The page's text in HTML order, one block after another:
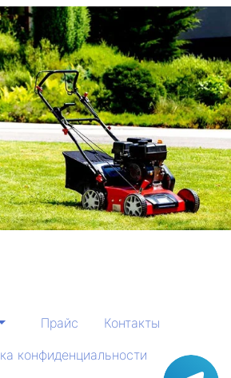
Прайс
Контакты
конфиденциальности